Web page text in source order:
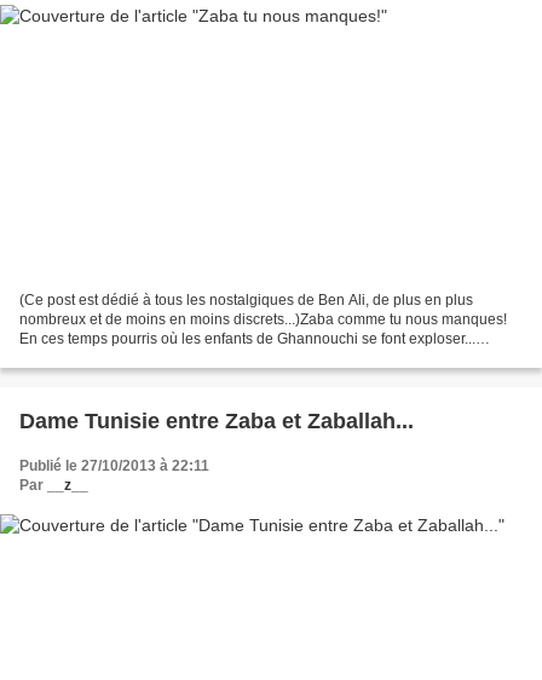
(Ce post est dédié à tous les nostalgiques de Ben Ali, de plus en plus
nombreux et de moins en moins discrets...)Zaba comme tu nous manques!
En ces temps pourris où les enfants de Ghannouchi se font exploser...
Dame Tunisie entre Zaba et Zaballah...
Publié le 27/10/2013 à 22:11
Par
__z__